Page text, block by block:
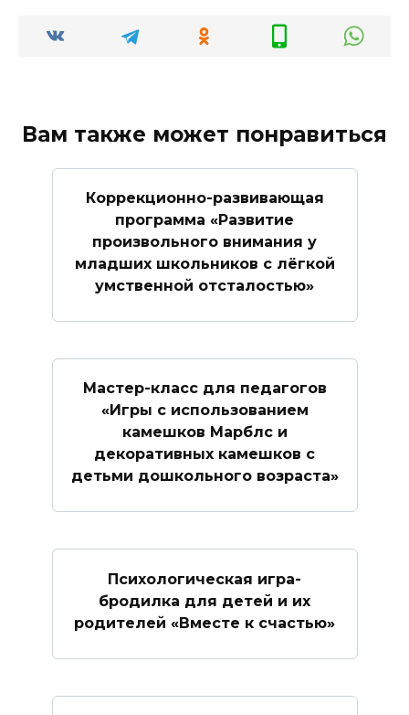
Вам также может понравиться
Коррекционно-развивающая
программа «Развитие
произвольного внимания у
младших школьников с лёгкой
умственной отсталостью»
Мастер-класс для педагогов
«Игры с использованием
камешков Марблс и
декоративных камешков с
детьми дошкольного возраста»
Психологическая игра-
бродилка для детей и их
родителей «Вместе к счастью»